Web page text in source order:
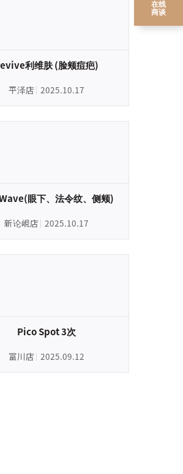
利维肤 (脸颊痘疤)
平泽店 2025.10.17
眼下、法令纹、侧颊)
新论峴店 2025.10.17
Pico Spot 3次
富川店 2025.09.12
在线
商谈